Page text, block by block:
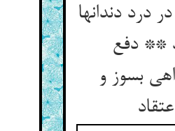
درد دندانها
** دفع
بسوز و